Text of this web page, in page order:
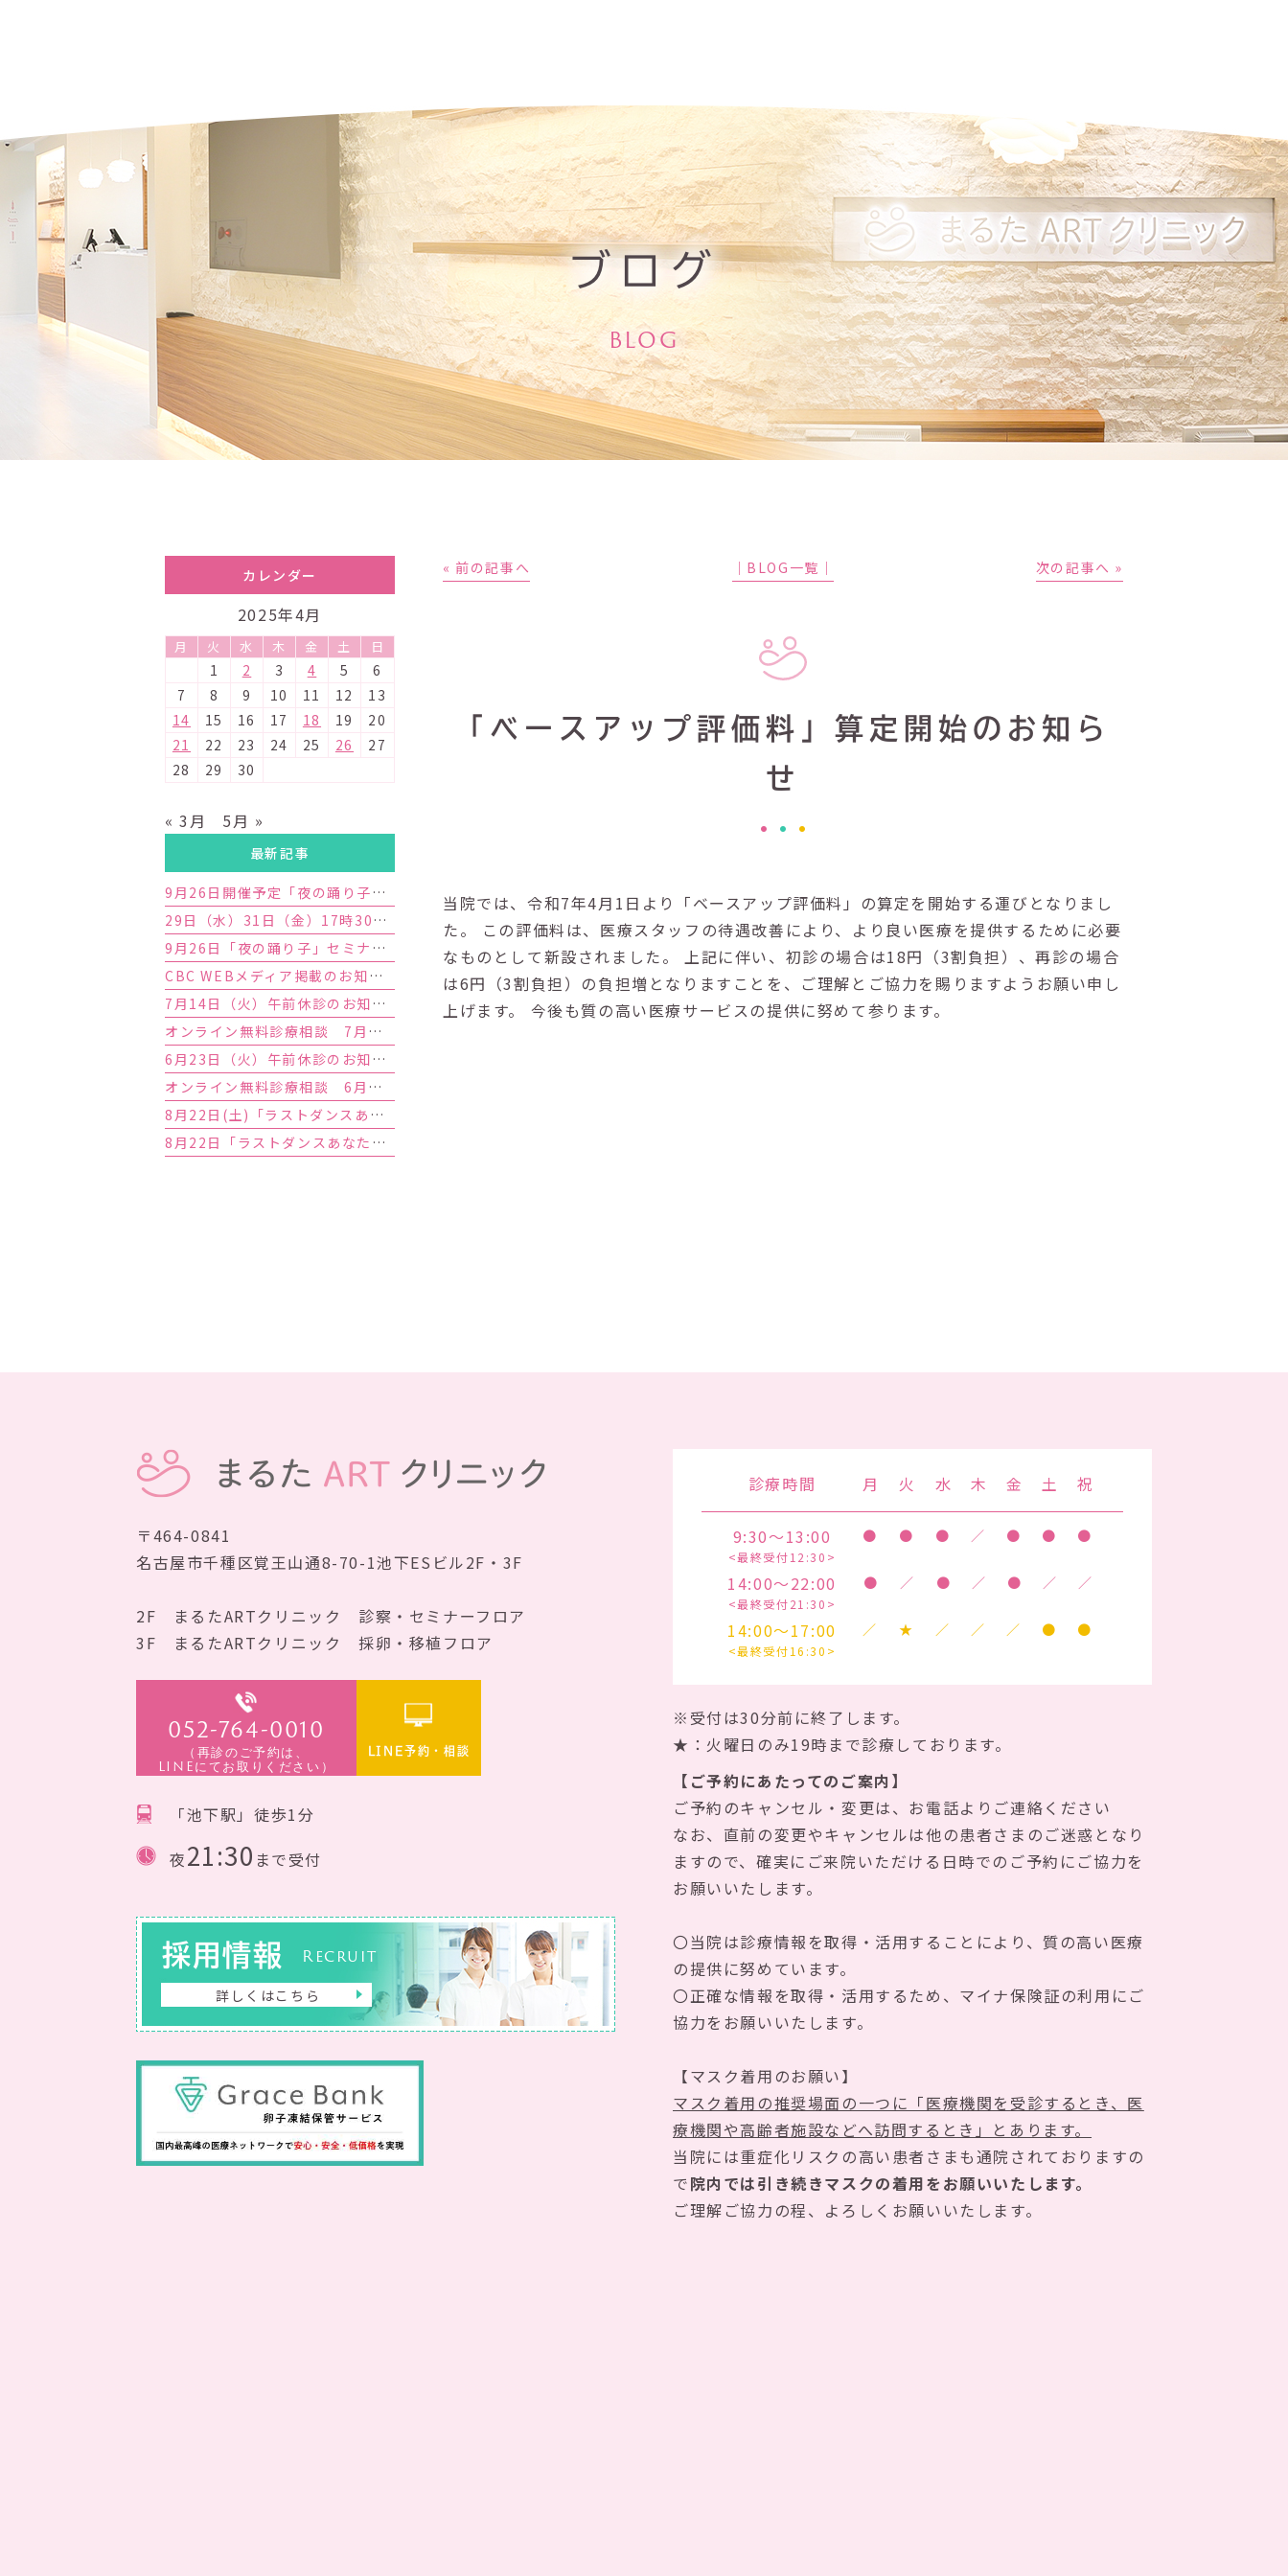
ブログ
BLOG
« 前の記事へ │BLOG一覧│ 次の記事へ »
「ベースアップ評価料」算定開始のお知ら
せ
当院では、令和7年4月1日より「ベースアップ評価料」の算定を開始する運びとなりまし
た。
この評価料は、医療スタッフの待遇改善により、より良い医療を提供するために必要
なものとして新設されました。
上記に伴い、初診の場合は18円（3割負担）、再診の場合
は6円（3割負担）の負担増となりますことを、ご理解とご協力を賜りますようお願い申し
上げます。
今後も質の高い医療サービスの提供に努めて参ります。
カレンダー
2025年4月
月 火 水 木 金 土 日
1 2 3 4 5
6
7
8 9 10 11 12
13
14
15 16 17 18 19
20
21
22 23 24 25 26
27
28
29 30
« 3月 5月 »
最新記事
9月26日開催予定「夜の踊り子」セミナー満席のお知らせ
29日（水）31日（金）17時30分外来終了のお知らせ
9月26日「夜の踊り子」セミナー開催のお知らせ
CBC WEBメディア掲載のお知らせ
7月14日（火）午前休診のお知らせ
オンライン無料診療相談 7月予約枠増枠のお知らせ
6月23日（火）午前休診のお知らせ
オンライン無料診療相談 6月予約枠増枠のお知らせ
8月22日(土)「ラストダンスあなたと」セミナー満席のお知らせ
8月22日「ラストダンスあなたと」セミナー開催のお知らせ
〒464-0841
名古屋市千種区覚王山通8-70-1池下ESビル2F・3F
2F まるたARTクリニック 診察・セミナーフロア
3F まるたARTクリニック 採卵・移植フロア
052-764-0010
（再診のご予約は、
LINEにてお取りください）
LINE予約・相談
「池下駅」徒歩1分
夜21:30 まで受付
採用情報 Recruit
詳しくはこちら
診療時間 月 火 水 木 金 土 祝
9:30～13:00
<最終受付12:30>
● ● ● ／ ● ● ●
14:00～22:00
<最終受付21:30>
● ／ ● ／ ● ／ ／
14:00～17:00
<最終受付16:30>
／ ★ ／ ／ ／ ● ●
※受付は30分前に終了します。
★：火曜日のみ19時まで診療しております。
【ご予約にあたってのご案内】
ご予約のキャンセル・変更は、お電話よりご連絡ください
なお、直前の変更やキャンセルは他の患者さまのご迷惑となり
ますので、確実にご来院いただける日時でのご予約にご協力を
お願いいたします。
〇当院は診療情報を取得・活用することにより、質の高い医療
の提供に努めています。
〇正確な情報を取得・活用するため、マイナ保険証の利用にご
協力をお願いいたします。
【マスク着用のお願い】
マスク着用の推奨場面の一つに「医療機関を受診するとき、医
療機関や高齢者施設などへ訪問するとき」とあります。
当院には重症化リスクの高い患者さまも通院されておりますの
で院内では引き続きマスクの着用をお願いいたします。
ご理解ご協力の程、よろしくお願いいたします。